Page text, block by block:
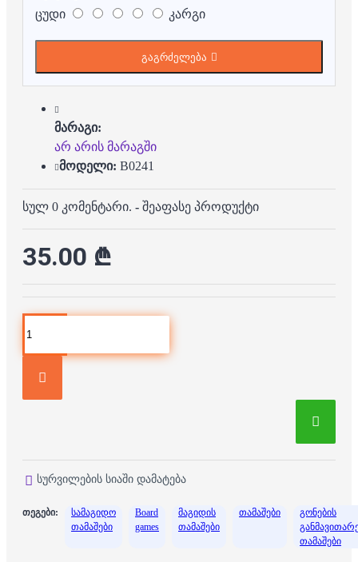
ცუდი კარგი
გაგრძელება
მარაგი:
არ არის მარაგში
მოდელი: B0241
სულ 0 კომენტარი. - შეაფასე პროდუქტი
35.00 ₾
სურვილების სიაში დამატება
თეგები:
სამაგიდო
თამაშები
Board
games
მაგიდის
თამაშები
თამაშები
გონების
თამაშები